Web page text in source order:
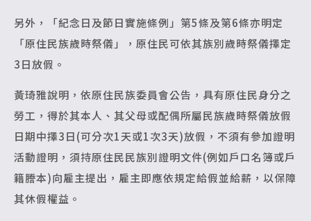
另外，「紀念日及節日實施條例」第5條及第6條亦明定
「原住民族歲時祭儀」，原住民可依其族別歲時祭儀擇定
3日放假。
黃琦雅說明，依原住民族委員會公告，具有原住民身分之
勞工，得於其本人、其父母或配偶所屬民族歲時祭儀放假
日期中擇3日(可分次1天或1次3天)放假，不須有參加證明
活動證明，須持原住民民族別證明文件(例如戶口名簿或戶
籍謄本)向雇主提出，雇主即應依規定給假並給薪，以保障
其休假權益。